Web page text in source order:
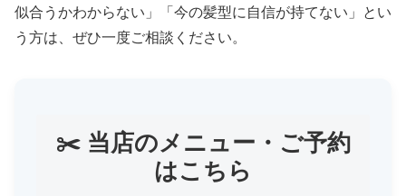
似合うかわからない」「今の髪型に自信が持てない」とい
う方は、ぜひ一度ご相談ください。
✂️ 当店のメニュー・ご予約
はこちら